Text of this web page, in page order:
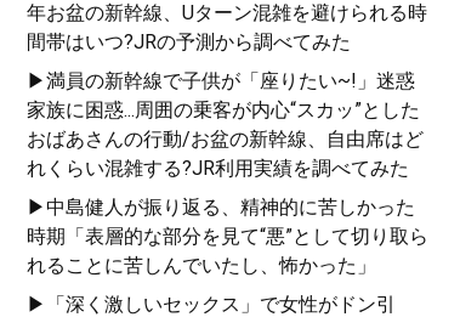
年お盆の新幹線、Uターン混雑を避けられる時
間帯はいつ?JRの予測から調べてみた
▶満員の新幹線で子供が「座りたい~!」迷惑
家族に困惑...周囲の乗客が内心“スカッ”とした
おばあさんの行動/お盆の新幹線、自由席はど
れくらい混雑する?JR利用実績を調べてみた
▶中島健人が振り返る、精神的に苦しかった
時期「表層的な部分を見て“悪”として切り取ら
れることに苦しんでいたし、怖かった」
▶「深く激しいセックス」で女性がドン引